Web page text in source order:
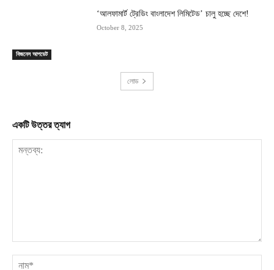
বিজনেস আপডেট
‘আলফামার্ট ট্রেডিং বাংলাদেশ লিমিটেড’ চালু হচ্ছে দেশে!
October 8, 2025
লোড
একটি উত্তর ত্যাগ